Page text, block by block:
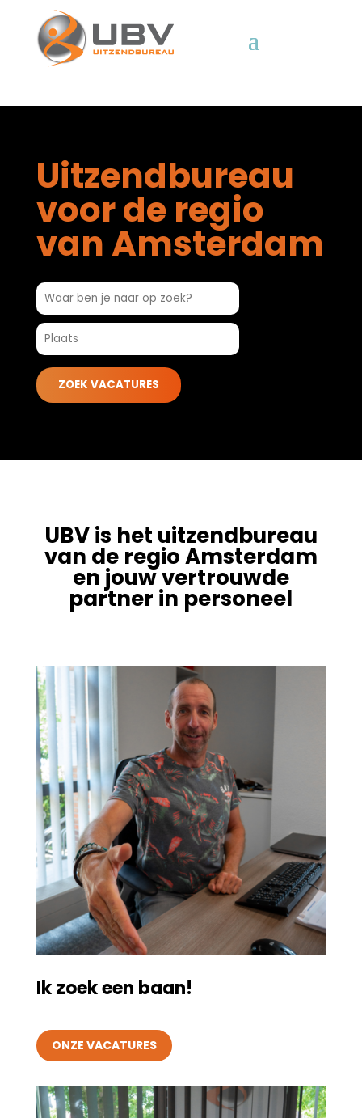
Uitzendbureau
voor de regio
van Amsterdam
UBV is het uitzendbureau
van de regio Amsterdam
en jouw vertrouwde
partner in personeel
Ik zoek een baan!
ONZE VACATURES